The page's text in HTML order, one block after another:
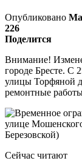
Опубликовано
226
Поделится
Внимание!
городе Бресте. С
улицы Торфяной
ремонтные
Сейчас читают